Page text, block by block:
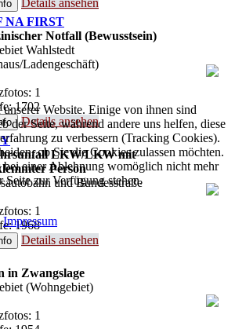
Details ansehen
NA FIRST
Notfall (Bewusstsein)
Wahlstedt
Ladengeschäft)
1
1702
Details ansehen
LKW/LKW mit
Person
und Bundesstraße
1
1968
Details ansehen
in Zwangslage
(Wohngebiet)
1
Website. Einige von ihnen sind
der Seite, während andere uns helfen, diese
zu verbessern (Tracking Cookies).
ob Sie die Cookies zulassen möchten.
bei einer Ablehnung womöglich nicht mehr
Seite zur Verfügung stehen.
Impressum